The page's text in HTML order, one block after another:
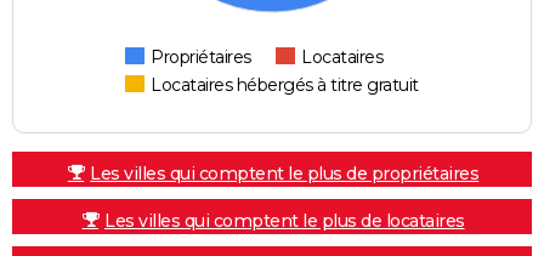
Propriétaires
Locataires
Locataires hébergés à titre gratuit
Les villes qui comptent le plus de propriétaires
Les villes qui comptent le plus de locataires